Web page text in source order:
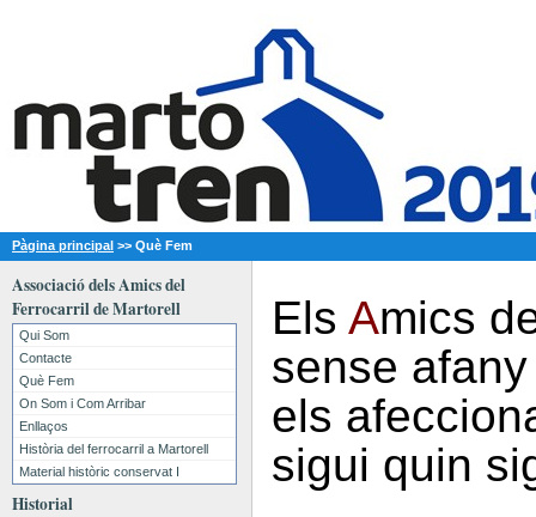
Pàgina principal >> Què Fem
Associació dels Amics del
Ferrocarril de Martorell
Qui Som
Contacte
Què Fem
On Som i Com Arribar
Enllaços
Història del ferrocarril a Martorell
Material històric conservat I
Historial
Els Amics
sense
els
sigui quin